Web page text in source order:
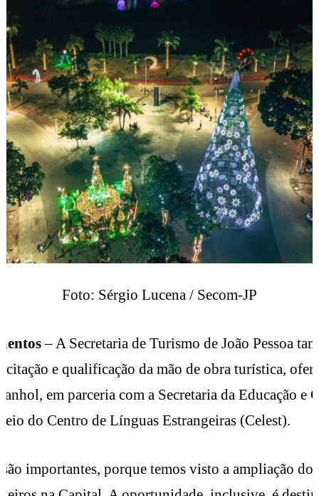
Foto: Sérgio Lucena / Secom-JP
– A Secretaria de Turismo de João Pessoa
e qualificação da mão de obra turística,
em parceria com a Secretaria da Educação e
do Centro de Línguas Estrangeiras (Celest).
são importantes, porque temos visto a ampliação